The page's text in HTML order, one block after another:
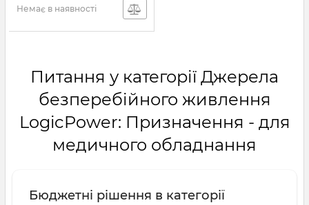
Немає в наявності
Питання у категорії Джерела
безперебійного живлення
LogicPower: Призначення - для
медичного обладнання
Бюджетні рішення в категорії